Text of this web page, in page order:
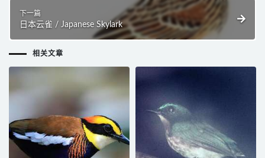
下一篇
日本云雀 / Japanese Skylark
相关文章